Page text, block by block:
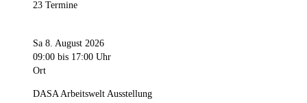
23 Termine
Sa 8. August 2026
09:00 bis 17:00 Uhr
Ort
DASA Arbeitswelt Ausstellung